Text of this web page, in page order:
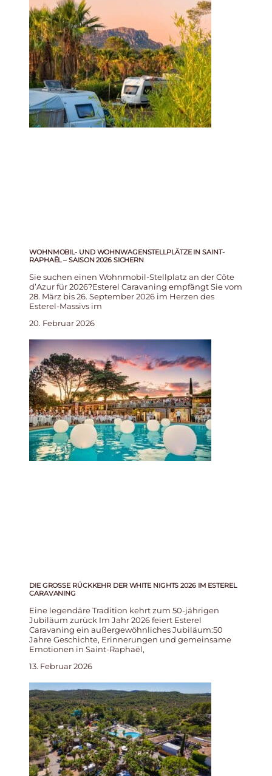
WOHNMOBIL- UND WOHNWAGENSTELLPLÄTZE IN SAINT-
RAPHAËL – SAISON 2026 SICHERN
Sie suchen einen Wohnmobil-Stellplatz an der Côte
d’Azur für 2026?Esterel Caravaning empfängt Sie vom
28. März bis 26. September 2026 im Herzen des
Esterel-Massivs im
20. Februar 2026
DIE GROSSE RÜCKKEHR DER WHITE NIGHTS 2026 IM ESTEREL C
ARAVANING
Eine legendäre Tradition kehrt zum 50-jährigen
Jubiläum zurück Im Jahr 2026 feiert Esterel
Caravaning ein außergewöhnliches Jubiläum:50
Jahre Geschichte, Erinnerungen und gemeinsame
Emotionen in Saint-Raphaël,
13. Februar 2026